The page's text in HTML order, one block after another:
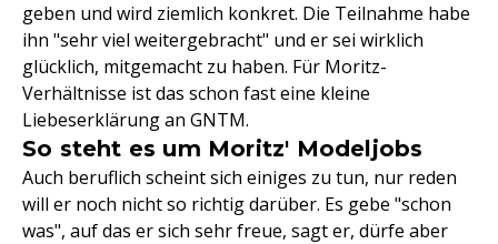
geben und wird ziemlich konkret. Die Teilnahme habe
ihn "sehr viel weitergebracht" und er sei wirklich
glücklich, mitgemacht zu haben. Für Moritz-
Verhältnisse ist das schon fast eine kleine
Liebeserklärung an GNTM.
So steht es um Moritz' Modeljobs
Auch beruflich scheint sich einiges zu tun, nur reden
will er noch nicht so richtig darüber. Es gebe "schon
was", auf das er sich sehr freue, sagt er, dürfe aber